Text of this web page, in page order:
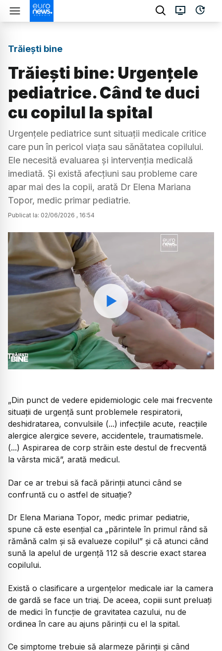
Trăiești bine
Trăiești bine: Urgențele
pediatrice. Când te duci
cu copilul la spital
Urgențele pediatrice sunt situații medicale critice
care pun în pericol viața sau sănătatea copilului.
Ele necesită evaluarea și intervenția medicală
imediată. Și există afecțiuni sau probleme care
apar mai des la copii, arată Dr Elena Mariana
Topor, medic primar pediatrie.
Publicat la: 02/06/2026 , 16:54
Watch
„Din punct de vedere epidemiologic cele mai frecvente
situații de urgență sunt problemele respiratorii,
deshidratarea, convulsiile (...) infecțiile acute, reacțiile
alergice alergice severe, accidentele, traumatismele.
(...) Aspirarea de corp străin este destul de frecventă
la vârsta mică”, arată medicul.
Dar ce ar trebui să facă părinții atunci când se
confruntă cu o astfel de situație?
Dr Elena Mariana Topor, medic primar pediatrie,
spune că este esențial ca „părintele în primul rând să
rămână calm și să evalueze copilul” și că atunci când
sună la apelul de urgență 112 să descrie exact starea
copilului.
Există o clasificare a urgențelor medicale iar la camera
de gardă se face un triaj. De aceea, copiii sunt preluați
de medici în funcție de gravitatea cazului, nu de
ordinea în care au ajuns părinții cu el la spital.
Ce simptome trebuie să alarmeze părinții și când